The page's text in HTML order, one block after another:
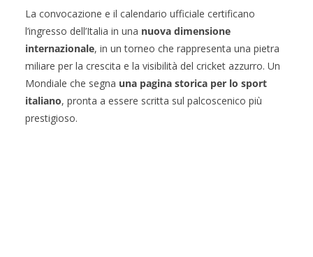
La convocazione e il calendario ufficiale certificano
l’ingresso dell’Italia in una nuova dimensione
internazionale, in un torneo che rappresenta una pietra
miliare per la crescita e la visibilità del cricket azzurro. Un
Mondiale che segna una pagina storica per lo sport
italiano, pronta a essere scritta sul palcoscenico più
prestigioso.